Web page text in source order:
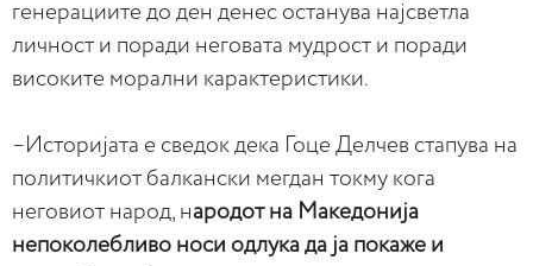
генерациите до ден денес останува најсветла
личност и поради неговата мудрост и поради
високите морални карактеристики.
–Историјата е сведок дека Гоце Делчев стапува на
политичкиот балкански мегдан токму кога
неговиот народ, народот на Македонија
непоколебливо носи одлука да ја покаже и